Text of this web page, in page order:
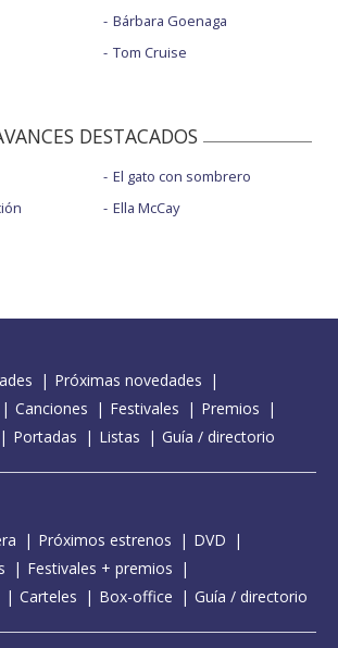
Bárbara Goenaga
Tom Cruise
DESTACADOS
El gato con sombrero
Ella McCay
Próximas novedades
Canciones Festivales
Premios
Portadas Listas Guía / directorio
Próximos estrenos
DVD
Festivales + premios
Carteles Box-office Guía / directorio